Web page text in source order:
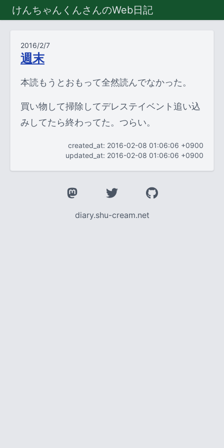
けんちゃんくんさんのWeb日記
2016/2/7
週末
本読もうとおもって全然読んでなかった。
買い物して掃除してデレステイベント追い込
みしてたら終わってた。つらい。
created_at: 2016-02-08 01:06:06 +0900
updated_at: 2016-02-08 01:06:06 +0900
diary.shu-cream.net